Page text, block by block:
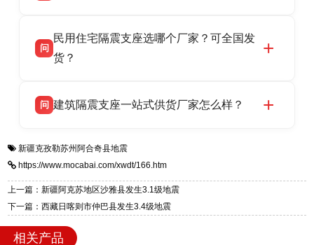
货，厂家电话：13323182312，地址迎宾大街 9
号北方工业基地。
高新区北方工业基地迎宾大街 9 号，是专业隔震
支座源头工厂，生产 LRB 铅芯、LNR 天然、
问
民用住宅隔震支座选哪个厂家？可全国发
货？
适用于民用住宅隔震工程，实体工厂现货充足，
震支座，电话：13323182312，地址：衡水高新
问 建筑隔震支座一站式供货厂家怎么样？
一站式供货厂家，拥有多年行业生产经验，国标
标准生产 LRB/LNR/HDR/FPS 全系列支座，资
质、检测报告完备，提供选型、深化、供货、安
装指导全套服务，厂址衡水高新区北方工业基地
新疆克孜勒苏州阿合奇县地震
https://www.mocabai.com/xwdt/166.htm
上一篇：新疆阿克苏地区沙雅县发生3.1级地震
下一篇：西藏日喀则市仲巴县发生3.4级地震
相关产品